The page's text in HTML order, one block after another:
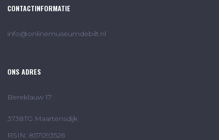
CONTACTINFORMATIE
info@onlinemuseumdebilt.nl
ONS ADRES
Bereklauw 17
3738TG Maartensdijk
RSIN: 857093526